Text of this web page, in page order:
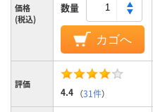
価格
(税込)
数量
カゴへ
評価
4.4 （31件）